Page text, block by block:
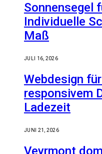
Sonnensegel
Individuelle
Maß
JULI 16, 2026
Webdesign
responsivem
Ladezeit
JUNI 21, 2026
Veyrmont